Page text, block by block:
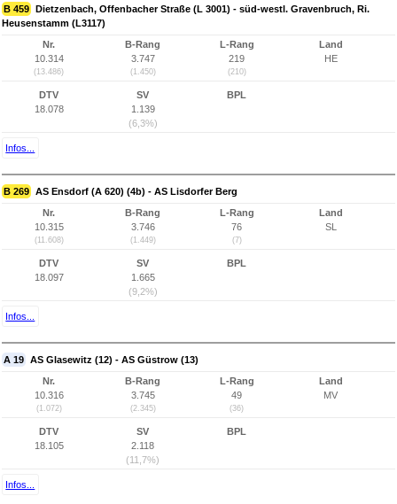
B 459 Dietzenbach, Offenbacher Straße (L 3001) - süd-westl. Gravenbruch, Ri.
Heusenstamm (L3117)
Nr.
10.314
(13.486)
B-Rang
3.747
(1.450)
L-Rang
219
(210)
Land
HE
DTV
18.078
SV
1.139
(6,3%)
BPL
Infos...
B 269 AS Ensdorf (A 620) (4b) - AS Lisdorfer Berg
Nr.
10.315
(11.608)
B-Rang
3.746
(1.449)
L-Rang
76
(7)
Land
SL
DTV
18.097
SV
1.665
(9,2%)
BPL
Infos...
A 19 AS Glasewitz (12) - AS Güstrow (13)
Nr.
10.316
(1.072)
B-Rang
3.745
(2.345)
L-Rang
49
(36)
Land
MV
DTV
18.105
SV
2.118
(11,7%)
BPL
Infos...